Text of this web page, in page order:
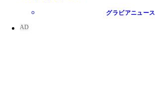
グラビアニュース